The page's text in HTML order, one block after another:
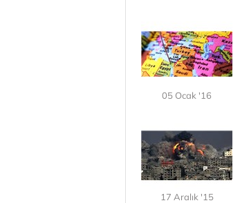
05 Ocak '16
17 Aralık '15